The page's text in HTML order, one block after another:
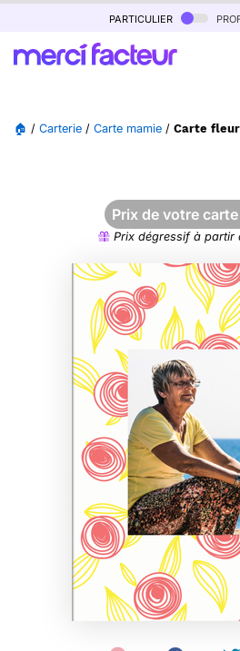
particulier
🏠 / Carterie / Carte mamie / Carte
Prix de votre carte
Prix dégressif à partir